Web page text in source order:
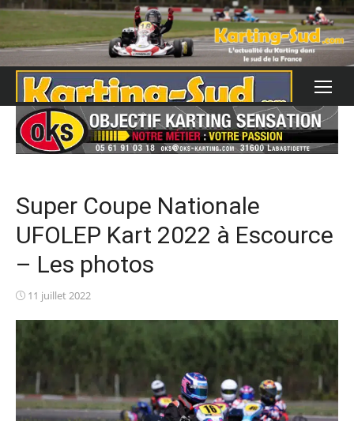
Skip
content
Super Coupe Nationale
UFOLEP Kart 2022 à Escource
– Les photos
Posted
11 juillet 2022